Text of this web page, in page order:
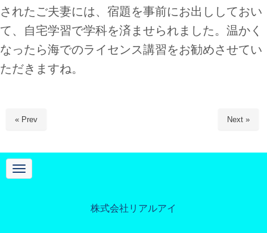
されたご夫妻には、宿題を事前にお出ししておい
て、自宅学習で学科を済ませられました。温かく
なったら海でのライセンス講習をお勧めさせてい
ただきますね。
« Prev Next »
N
a
株式会社リアルアイ